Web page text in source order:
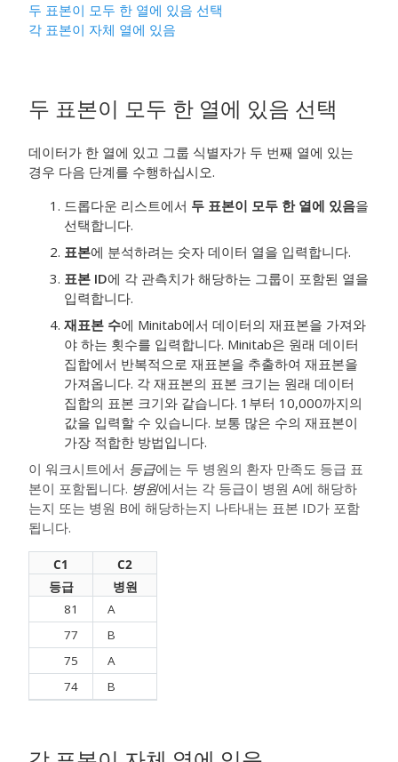
두 표본이 모두 한 열에 있음 선택
각 표본이 자체 열에 있음
두 표본이 모두 한 열에 있음 선택
데이터가 한 열에 있고 그룹 식별자가 두 번째 열에 있는
경우 다음 단계를 수행하십시오.
드롭다운 리스트에서 두 표본이 모두 한 열에 있음을
선택합니다.
표본에 분석하려는 숫자 데이터 열을 입력합니다.
표본 ID에 각 관측치가 해당하는 그룹이 포함된 열을
입력합니다.
재표본 수에 Minitab에서 데이터의 재표본을 가져와
야 하는 횟수를 입력합니다. Minitab은 원래 데이터
집합에서 반복적으로 재표본을 추출하여 재표본을
가져옵니다. 각 재표본의 표본 크기는 원래 데이터
집합의 표본 크기와 같습니다. 1부터 10,000까지의
값을 입력할 수 있습니다. 보통 많은 수의 재표본이
가장 적합한 방법입니다.
이 워크시트에서 등급에는 두 병원의 환자 만족도 등급 표
본이 포함됩니다. 병원에서는 각 등급이 병원 A에 해당하
는지 또는 병원 B에 해당하는지 나타내는 표본 ID가 포함
됩니다.
C1
C2
등급
병원
81
A
77
B
75
A
74
B